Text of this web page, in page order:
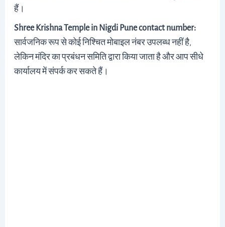
हैं।
Shree Krishna Temple in Nigdi Pune contact number:
सार्वजनिक रूप से कोई निश्चित मोबाइल नंबर उपलब्ध नहीं है,
लेकिन मंदिर का प्रबंधन समिति द्वारा किया जाता है और आप सीधे
कार्यालय में संपर्क कर सकते हैं।